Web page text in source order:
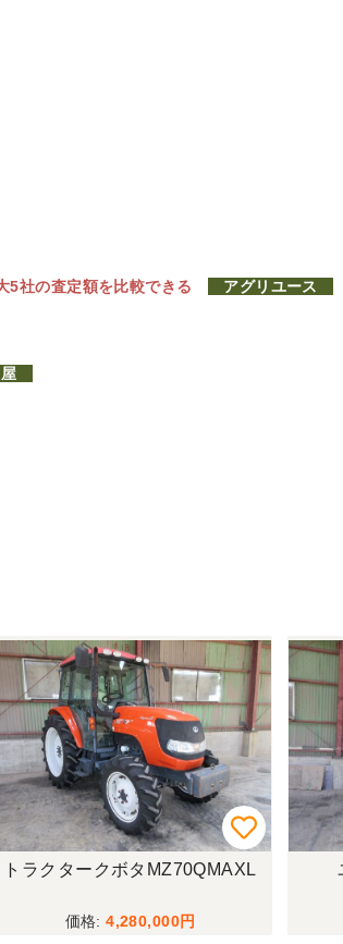
5社の査定額を比較できる
アグリユース
屋
トラクタークボタMZ70QMAXL
4,280,000